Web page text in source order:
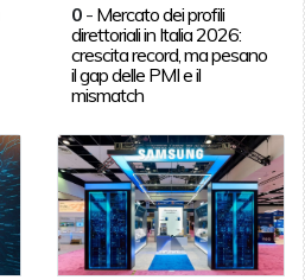
0 - Mercato dei profili
direttoriali in Italia 2026:
crescita record, ma pesano
il gap delle PMI e il
mismatch